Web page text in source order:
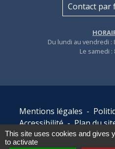
Contact par
Du lundi au vendredi :
Le samedi :
Mentions légales -
Accessibilité - Plan du
This site uses cookies and gives
to activate